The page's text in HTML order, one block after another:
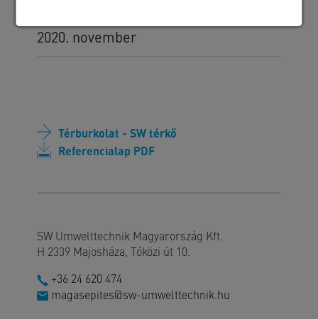
2020. november
Térburkolat - SW térkő
Referencialap PDF
SW Umwelttechnik Magyarország Kft.
H 2339 Majosháza, Tóközi út 10.
+36 24 620 474
magasepites@sw-umwelttechnik.hu